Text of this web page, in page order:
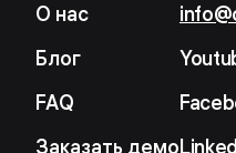
О нас
Блог
FAQ
Заказать демо